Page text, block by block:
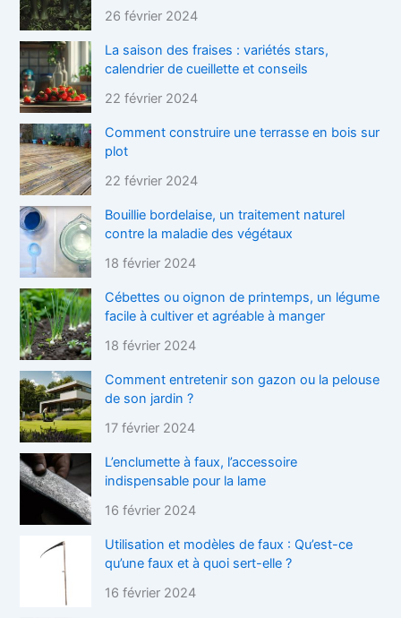
26 février 2024
La saison des fraises : variétés stars,
calendrier de cueillette et conseils
22 février 2024
Comment construire une terrasse en bois sur
plot
22 février 2024
Bouillie bordelaise, un traitement naturel
contre la maladie des végétaux
18 février 2024
Cébettes ou oignon de printemps, un légume
facile à cultiver et agréable à manger
18 février 2024
Comment entretenir son gazon ou la pelouse
de son jardin ?
17 février 2024
L’enclumette à faux, l’accessoire
indispensable pour la lame
16 février 2024
Utilisation et modèles de faux : Qu’est-ce
qu’une faux et à quoi sert-elle ?
16 février 2024